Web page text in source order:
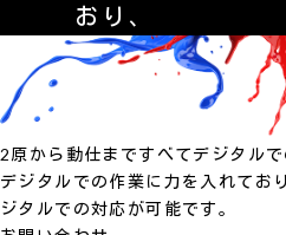
おり、
2原から動仕まですべてデジタルで
デジタルでの作業に力を入れてお
ジタルでの対応が可能です。